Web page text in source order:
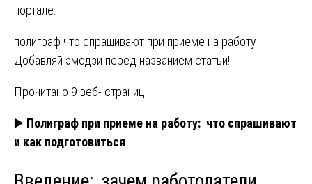
портале.
полиграф что спрашивают при приеме на работу
Добавляй эмодзи перед названием статьи!
Прочитано 9 веб- страниц
▶️ Полиграф при приеме на работу: что спрашивают
и как подготовиться